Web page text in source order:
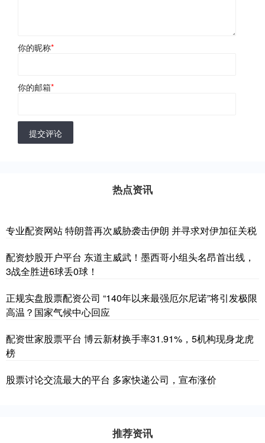
你的昵称*
你的邮箱*
提交评论
热点资讯
专业配资网站 特朗普再次威胁袭击伊朗 并寻求对伊加征关税
配资炒股开户平台 东道主威武！墨西哥小组头名昂首出线，
3战全胜进6球丢0球！
正规实盘股票配资公司 “140年以来最强厄尔尼诺”将引发极限
高温？国家气候中心回应
配资世家股票平台 博云新材换手率31.91%，5机构现身龙虎
榜
股票讨论交流最大的平台 多家快递公司，宣布涨价
推荐资讯